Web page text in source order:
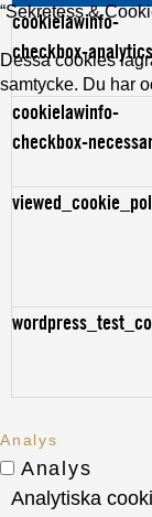
“Sekretess &
Dessa cookies
samtycke. Du har
cookielawinfo-
checkbox-analytics
cookielawinfo-
checkbox-
Analys
Analys
Analytiska